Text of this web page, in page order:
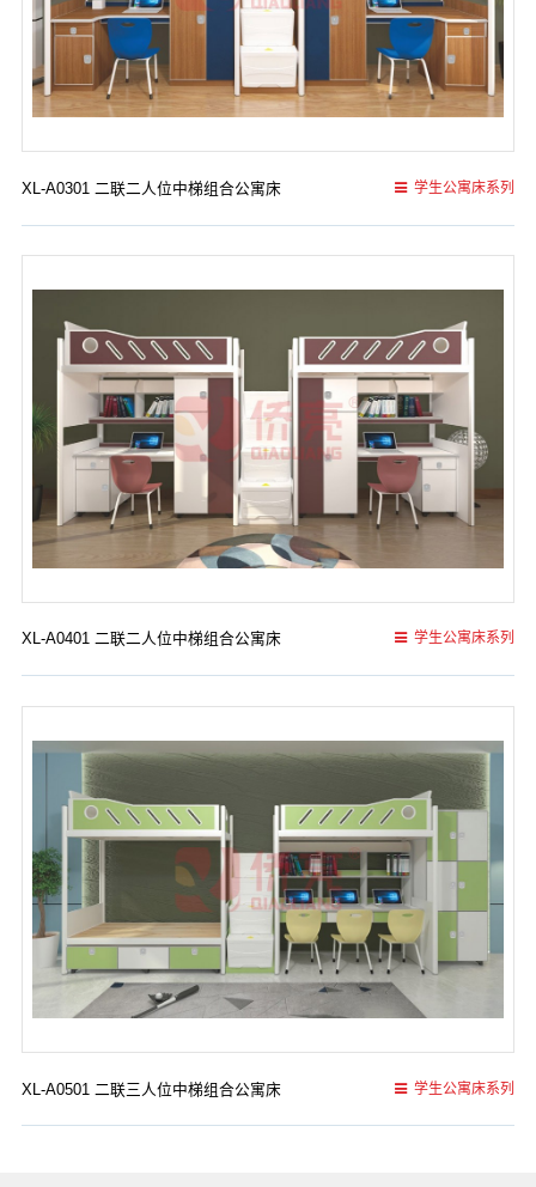
XL-A0301 二联二人位中梯组合公寓床 学生公寓床系列
XL-A0401 二联二人位中梯组合公寓床 学生公寓床系列
XL-A0501 二联三人位中梯组合公寓床 学生公寓床系列